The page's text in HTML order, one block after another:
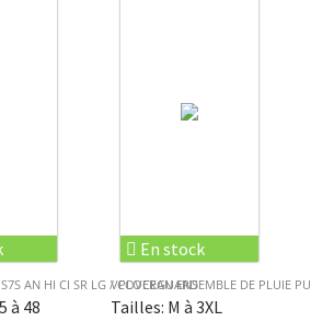
AN HI CI SR LG / COVERGUARD
à 48
En stock
VPLOCEAN ENSEMBLE DE PLUIE PU
Tailles: M à 3XL